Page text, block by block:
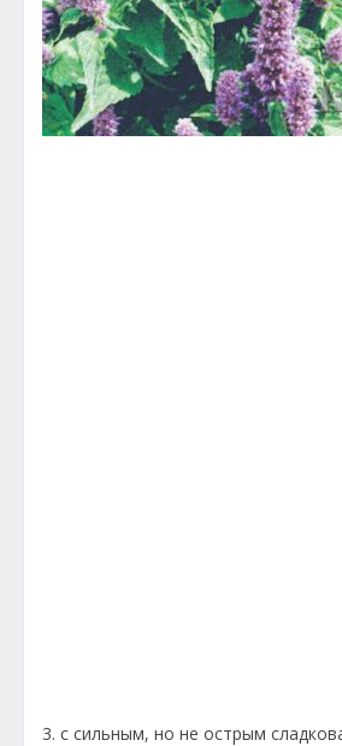
3. с сильным, но не острым